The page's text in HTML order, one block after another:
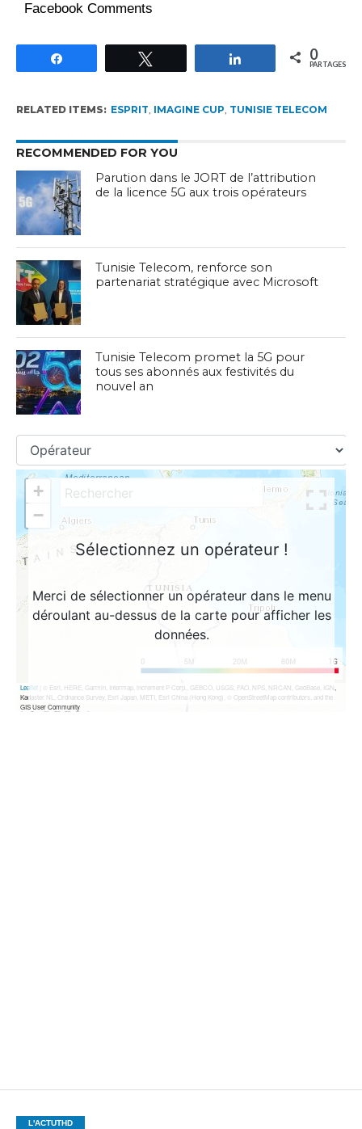
Facebook Comments
Partagez 0
PARTAGES
RELATED ITEMS: ESPRIT, IMAGINE CUP, TUNISIE TELECOM
RECOMMENDED FOR YOU
Parution dans le JORT de l’attribution
de la licence 5G aux trois opérateurs
Tunisie Telecom, renforce son
partenariat stratégique avec Microsoft
Tunisie Telecom promet la 5G pour
tous ses abonnés aux festivités du
nouvel an
L'ACTUTHD